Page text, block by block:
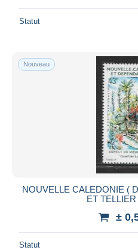
Statut
Nouveau
NOUVELLE CALEDONIE (
ET
±
Statut